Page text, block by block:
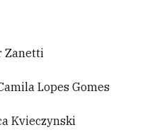
Zanetti
Lopes Gomes
Kvieczynski